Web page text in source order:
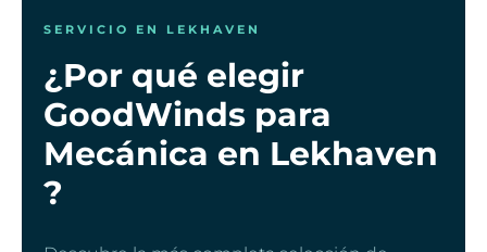
SERVICIO EN LEKHAVEN
¿Por qué elegir
GoodWinds para
Mecánica en Lekhaven
?